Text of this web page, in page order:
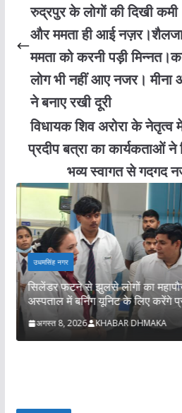
रुद्रपुर के लोगों की दिखी
और ममता ही आई
ममता को करनी पड़ी
लोग भी नहीं आए नजर। मीना
ने बनाए रखी दूरी
विधायक शिव अरोरा के नेतृत्व
प्रदीप बत्रा का कार्यकताओं ने
भव्य स्वागत से गदगद
उधमसिंह नगर
सिलेंडर फटने से झुलसे लोगों का
अस्पताल में बर्निंग यूनिट के लिए करेंगे
अगस्त 8, 2026 KHABAR DHMAKA